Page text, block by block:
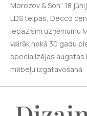
Morozov & Son”
LDS telpās, Decco
iepazīsim uzņēmumu
vairāk nekā 30 gadu
specializējas
mēbeļu izgatavošanā.